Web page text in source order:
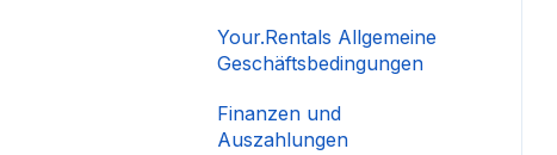
Your.Rentals Allgemeine
Geschäftsbedingungen
Finanzen und
Auszahlungen